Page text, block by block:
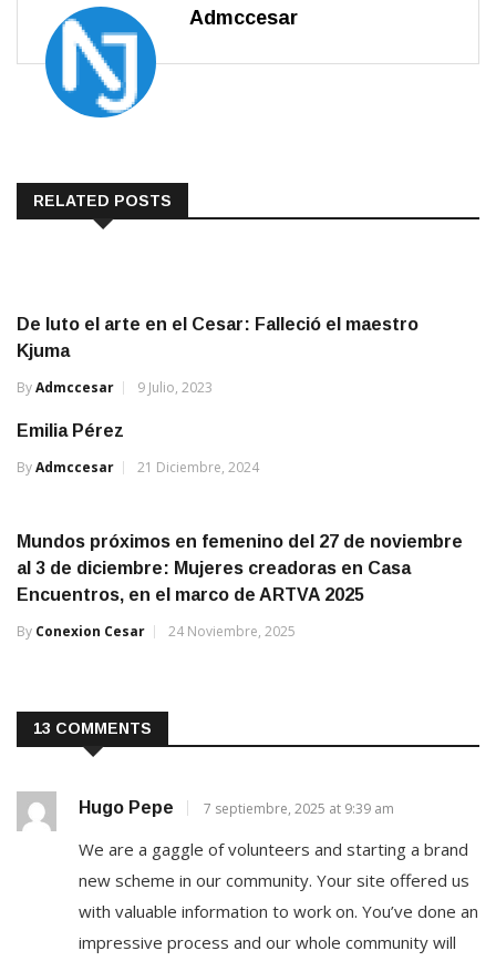
Admccesar
RELATED POSTS
De luto el arte en el Cesar: Falleció el maestro
Kjuma
ByAdmccesar 9 Julio, 2023
Emilia Pérez
ByAdmccesar 21 Diciembre, 2024
Mundos próximos en femenino del 27 de noviembre
al 3 de diciembre: Mujeres creadoras en Casa
Encuentros, en el marco de ARTVA 2025
By Conexion Cesar 24 Noviembre, 2025
13 COMMENTS
Hugo Pepe 7 septiembre, 2025 at 9:39 am
We are a gaggle of volunteers and starting a brand
new scheme in our community. Your site offered us
with valuable information to work on. You’ve done an
impressive process and our whole community will